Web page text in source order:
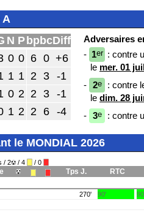
A
N P bp bcDiff
0 0 6 0 +6
1 1 2 3
-1
0 2 2 3
-1
1 2 2 6 -4
Adversaires
- 1er : contre
le mer. 01
- 2e
: contre
le dim. 28
- 3e : contre
le MONDIAL 2026
/ 2 / 4 / 0
Tps J. RTC
270' 90'